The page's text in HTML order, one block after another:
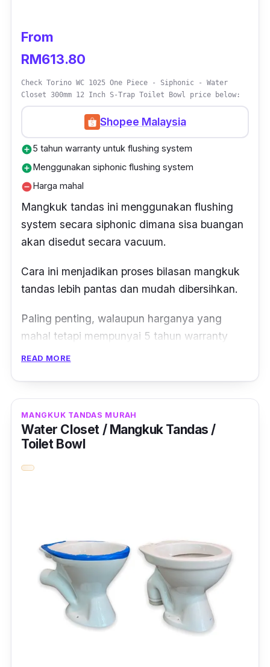
From
RM613.80
Check Torino WC 1025 One Piece - Siphonic - Water
Closet 300mm 12 Inch S-Trap Toilet Bowl price below:
Shopee Malaysia
add_circle5 tahun warranty untuk flushing system
add_circleMenggunakan siphonic flushing system
remove_circleHarga mahal
Mangkuk tandas ini menggunakan flushing
system secara siphonic dimana sisa buangan
akan disedut secara vacuum.
Cara ini menjadikan proses bilasan mangkuk
tandas lebih pantas dan mudah dibersihkan.
Paling penting, walaupun harganya yang
mahal tetapi mempunyai 5 tahun warranty
untukflushing system.
Selain itu, mempunyai dua pilihan butang
untuk penggunaan kuantiti air ketika mencuci
iaitu 3 liter dan 6 liter.
READ MORE
MANGKUK TANDAS MURAH
Water Closet / Mangkuk Tandas /
Toilet Bowl